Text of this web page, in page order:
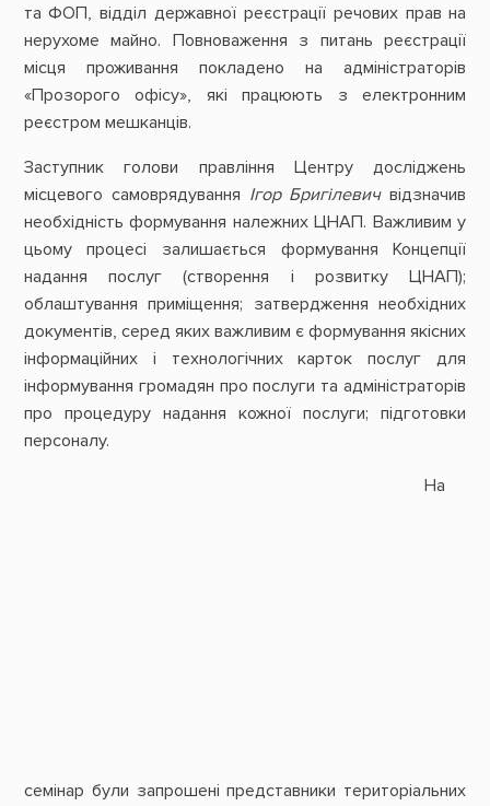
та ФОП, відділ державної реєстрації речових прав на
нерухоме майно. Повноваження з питань реєстрації
місця проживання покладено на адміністраторів
«Прозорого офісу», які працюють з електронним
реєстром мешканців.
Заступник голови правління Центру досліджень
місцевого самоврядування Ігор Бригілевичвідзначив
необхідність формування належних ЦНАП. Важливим у
цьому процесі залишається формування Концепції
надання послуг (створення і розвитку ЦНАП);
облаштування приміщення; затвердження необхідних
документів, серед яких важливим є формування якісних
інформаційних і технологічних карток послуг для
інформування громадян про послуги та адміністраторів
про процедуру надання кожної послуги; підготовки
персоналу.
На
семінар були запрошені представники територіальних